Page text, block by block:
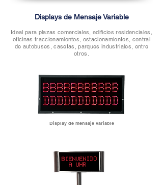
Displays de Mensaje Variable
Display de mensaje variable
Ideal para plazas comerciales, edificios residenciales,
oficinas fraccionamientos, estacionamientos, central
de autobuses, casetas, parques industriales, entre
otros.